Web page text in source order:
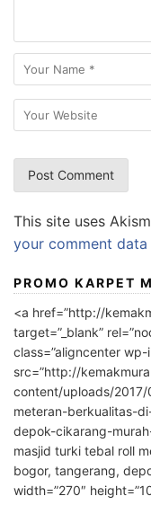
This site uses
your comment data
PROMO KARPET
<a href=”http://
target=”_blank”
class=”aligncenter
src=”http://
content/uploads/
meteran-berkualitas-
depok-cikarang-
masjid turki tebal roll
bogor, tangerang,
width=”270″